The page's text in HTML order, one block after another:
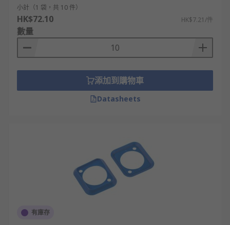
小計（1 袋，共 10 件）
HK$72.10 HK$7.21/件
數量
添加到購物車
Datasheets
有庫存